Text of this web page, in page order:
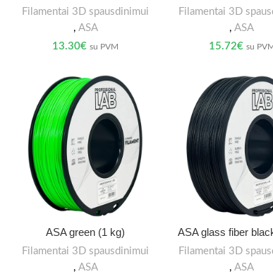
Filamentai 3D spausdinimui
, ASA
13.30€ su PVM
Filamentai 3D
,ASA
15.72€ su
ASA green (1 kg)
Filamentai 3D spausdinimui
, ASA
ASA glass fiber
Filamentai 3D
,ASA